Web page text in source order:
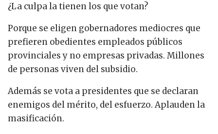
¿La culpa la tienen los que votan?
Porque se eligen gobernadores mediocres que
prefieren obedientes empleados públicos
provinciales y no empresas privadas. Millones
de personas viven del subsidio.
Además se vota a presidentes que se declaran
enemigos del mérito, del esfuerzo. Aplauden la
masificación.